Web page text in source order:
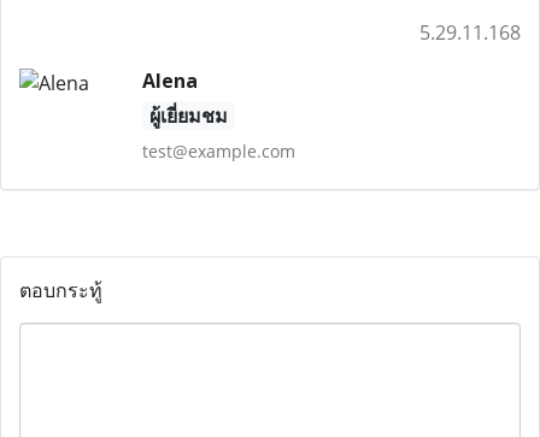
5.29.11.168
Alena
ผู้เยี่ยมชม
test@example.com
ตอบกระทู้